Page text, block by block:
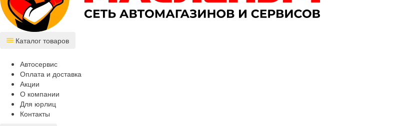
Каталог товаров
Автосервис
Оплата и доставка
Акции
О компании
Для юрлиц
Контакты